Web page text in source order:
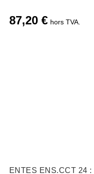
87,20 € hors TVA.
ENTES ENS.CCT 24